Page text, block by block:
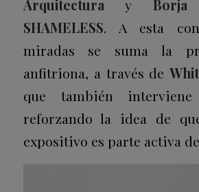
Arquitectura y
SHAMELESS. A esta
miradas se suma la
anfitriona, a través de
que también
reforzando la idea de
expositivo es parte activa